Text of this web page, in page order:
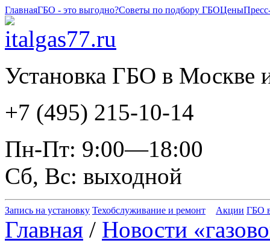
ГлавнаяГБО - это выгодно?Советы по подбору ГБОЦены
Установка ГБО в Москве
+7 (495) 215-10-14
Пн-Пт: 9:00—18:00
Сб, Вс: выходной
Запись на установку Техобслуживание и ремонт Акции ГБО
Главная / Новости